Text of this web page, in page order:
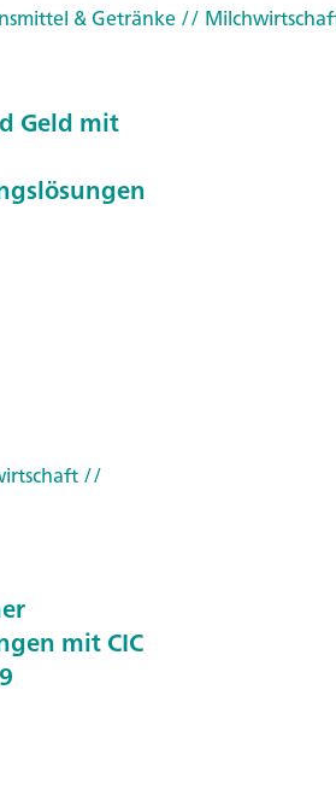
& Getränke//
Geld mit
//
mit CIC